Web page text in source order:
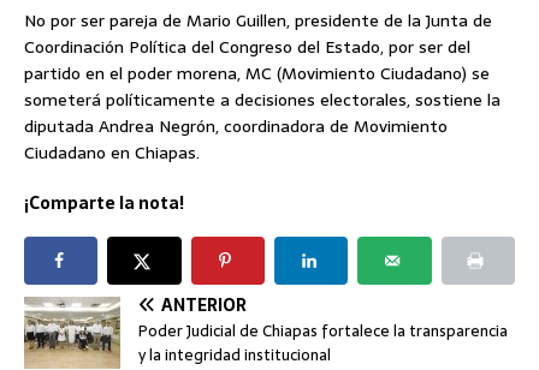
No por ser pareja de Mario Guillen, presidente de la Junta de
Coordinación Política del Congreso del Estado, por ser del
partido en el poder morena, MC (Movimiento Ciudadano) se
someterá políticamente a decisiones electorales, sostiene la
diputada Andrea Negrón, coordinadora de Movimiento
Ciudadano en Chiapas.
¡Comparte la nota!
ANTERIOR
Poder Judicial de Chiapas fortalece la transparencia
y la integridad institucional